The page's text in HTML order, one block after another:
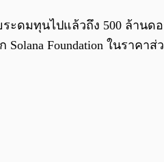
ะดมทุนไปแล้วถึง 500 ล้าน
Foundation ในราค